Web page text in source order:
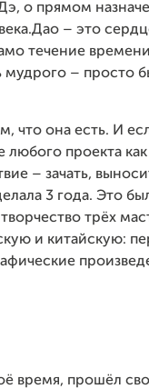
о прямом
– это
течение
мудрого – просто
что она есть. И
любого проекта
– зачать,
3 года. Это
трёх
и китайскую:
время, прошёл